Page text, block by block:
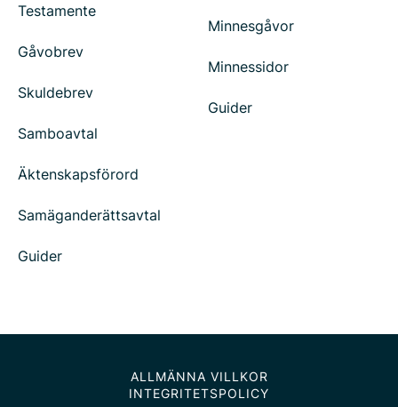
Testamente
Gåvobrev
Skuldebrev
Samboavtal
Äktenskapsförord
Samäganderättsavtal
Guider
Minnesgåvor
Minnessidor
Guider
ALLMÄNNA VILLKOR
INTEGRITETSPOLICY